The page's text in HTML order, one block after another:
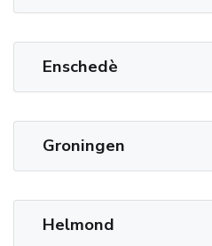
Enschedè
Groningen
Helmond